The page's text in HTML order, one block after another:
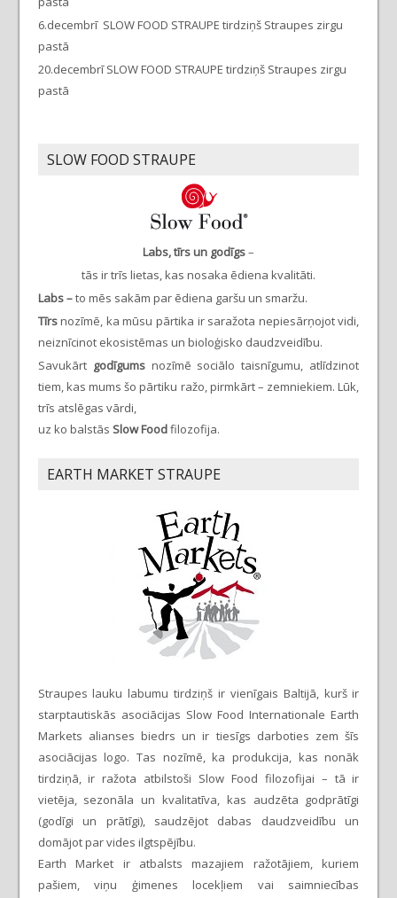
6.decembrī SLOW FOOD STRAUPE tirdziņš Straupes zirgu
pastā
20.decembrī SLOW FOOD STRAUPE tirdziņš Straupes zirgu
pastā
SLOW FOOD STRAUPE
Labs, tīrs un godīgs–
tās ir trīs lietas, kas nosaka ēdiena kvalitāti.
Labs –to mēs sakām par ēdiena garšu un smaržu.
Tīrsnozīmē, ka mūsu pārtika ir saražota nepiesārņojot vidi,
neiznīcinot ekosistēmas un bioloģisko daudzveidību.
Savukārt godīgumsnozīmē sociālo taisnīgumu, atlīdzinot
tiem, kas mums šo pārtiku ražo, pirmkārt – zemniekiem. Lūk,
trīs atslēgas vārdi,
uz ko balstās Slow Foodfilozofija.
EARTH MARKET STRAUPE
Straupes lauku labumu tirdziņš ir vienīgais Baltijā, kurš ir
starptautiskās asociācijas Slow Food Internationale Earth
Markets alianses biedrs un ir tiesīgs darboties zem šīs
asociācijas logo. Tas nozīmē, ka produkcija, kas nonāk
tirdziņā, ir ražota atbilstoši Slow Food filozofijai – tā ir
vietēja, sezonāla un kvalitatīva, kas audzēta godprātīgi
(godīgi un prātīgi), saudzējot dabas daudzveidību un
domājot par vides ilgtspējību.
Earth Market ir atbalsts mazajiem ražotājiem, kuriem
pašiem, viņu ģimenes locekļiem vai saimniecības